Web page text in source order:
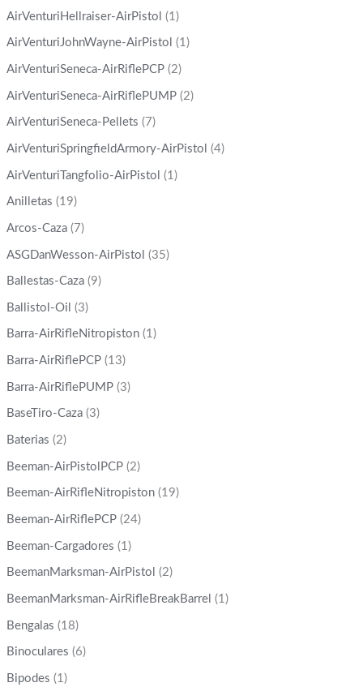
AirVenturiHellraiser-AirPistol (1)
AirVenturiJohnWayne-AirPistol (1)
AirVenturiSeneca-AirRiflePCP (2)
AirVenturiSeneca-AirRiflePUMP (2)
AirVenturiSeneca-Pellets (7)
AirVenturiSpringfieldArmory-AirPistol (4)
AirVenturiTangfolio-AirPistol (1)
Anilletas (19)
Arcos-Caza (7)
ASGDanWesson-AirPistol (35)
Ballestas-Caza (9)
Ballistol-Oil (3)
Barra-AirRifleNitropiston (1)
Barra-AirRiflePCP (13)
Barra-AirRiflePUMP (3)
BaseTiro-Caza (3)
Baterias (2)
Beeman-AirPistolPCP (2)
Beeman-AirRifleNitropiston (19)
Beeman-AirRiflePCP (24)
Beeman-Cargadores (1)
BeemanMarksman-AirPistol (2)
BeemanMarksman-AirRifleBreakBarrel (1)
Bengalas (18)
Binoculares (6)
Bipodes (1)